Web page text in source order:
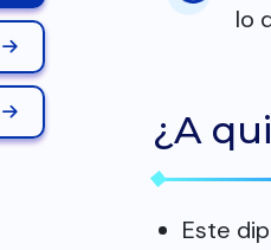
lo
¿A
Este